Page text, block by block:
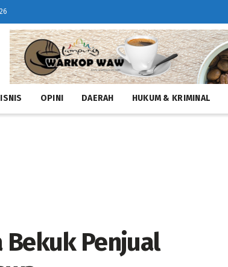
OPINI DAERAH HUKUM & KRIMINAL
Bekuk Penjual